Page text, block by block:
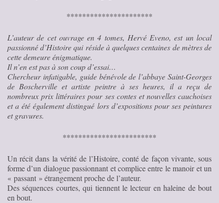
**********************
L’auteur de cet ouvrage en 4 tomes, Hervé Eveno, est un local
passionné d’Histoire qui réside à quelques centaines de mètres de
cette demeure énigmatique.
Il n’en est pas à son coup d’essai…
Chercheur infatigable, guide bénévole de l’abbaye Saint-Georges
de Boscherville et artiste peintre à ses heures, il a reçu de
nombreux prix littéraires pour ses contes et nouvelles cauchoises
et a été également distingué lors d’expositions pour ses peintures
et gravures.
************************
Un récit dans la vérité de l’Histoire, conté de façon vivante, sous
forme d’un dialogue passionnant et complice entre le manoir et un
« passant » étrangement proche de l’auteur.
Des séquences courtes, qui tiennent le lecteur en haleine de bout
en bout.